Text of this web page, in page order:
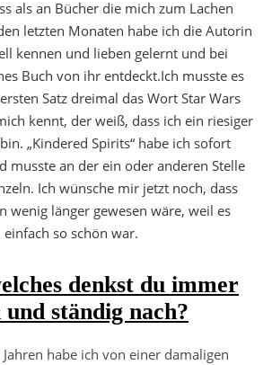
als an Bücher die mich zum Lachen
letzten Monaten habe ich die Autorin
kennen und lieben gelernt und bei
Buch von ihr entdeckt.Ich musste es
Satz dreimal das Wort Star Wars
kennt, der weiß, dass ich ein riesiger
„Kindered Spirits“ habe ich sofort
musste an der ein oder anderen Stelle
Ich wünsche mir jetzt noch, dass
wenig länger gewesen wäre, weil es
einfach so schön war.
denkst du immer
und ständig nach?
habe ich von einer damaligen